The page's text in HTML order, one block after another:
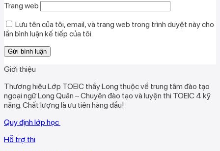
Trang web
Lưu tên của tôi, email, và trang web trong trình duyệt này cho
lần bình luận kế tiếp của tôi.
Giới thiệu
Thương hiệu Lớp TOEIC thầy Long thuộc về trung tâm đào tạo
ngoại ngữ Long Quân – Chuyên đào tạo và luyện thi TOEIC 4 kỹ
năng. Chất lượng là ưu tiên hàng đầu!
Quy định lớp học
Hỗ trợ thi